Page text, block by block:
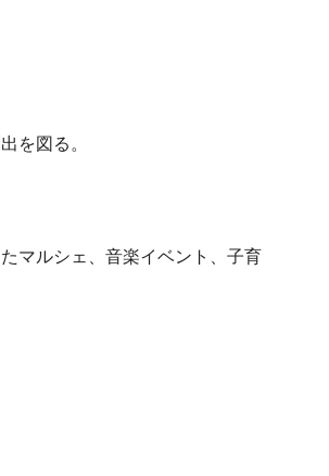
を図る。
マルシェ、音楽イベント、子育